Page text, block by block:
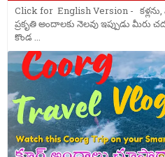
Click for English Version -
ప్రకృతి అందాలకు నెలవు ఇప్పుడు
కొండ ...